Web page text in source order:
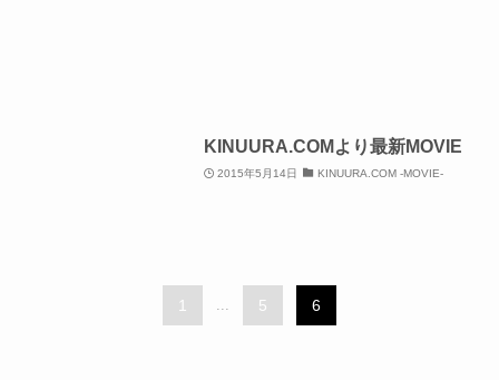
KINUURA.COMより最新MOVIE
2015年5月14日 KINUURA.COM -MOVIE-
1 5 6